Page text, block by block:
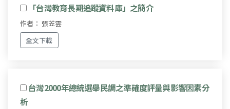
「台灣教育長期追蹤資料庫」之簡介
作者： 張苙雲
全文下載
台灣2000年總統選舉民調之準確度評量與影響因素分
析